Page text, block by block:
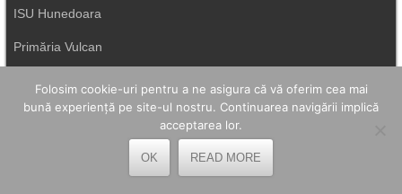
ISU Hunedoara
Primăria Vulcan
Folosim cookie-uri pentru a ne asigura că vă oferim cea mai
bună experiență pe site-ul nostru. Continuarea navigării implică
acceptarea lor.
OK READ MORE